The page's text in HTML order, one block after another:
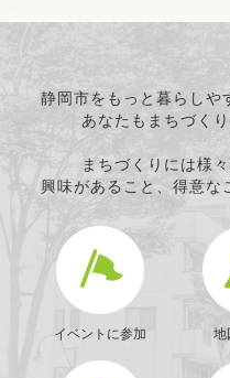
静岡市をもっと暮らしや
あなたもまちづく
まちづくりには様
興味があること、得意な
イベントに参加 地